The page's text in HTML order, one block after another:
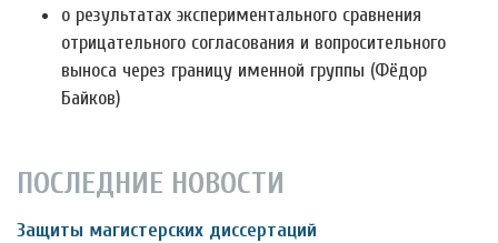
о результатах экспериментального сравнения
отрицательного согласования и вопросительного
выноса через границу именной группы (Фёдор
Байков)
ПОСЛЕДНИЕ НОВОСТИ
Защиты магистерских диссертаций